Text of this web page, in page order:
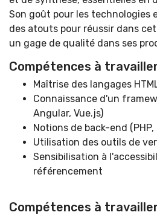
Son goût pour les technologies
des atouts pour réussir dans
un gage de qualité dans ses
Compétences à
Maîtrise des langages
Connaissance d'un
Angular, Vue.js)
Notions de back-end (PHP,
Utilisation des outils de
Sensibilisation à
référencement
Compétences à